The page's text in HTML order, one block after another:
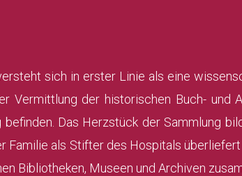
sich in erster Linie als eine
Vermittlung der historischen Buch- und
Das Herzstück der Sammlung
Familie als Stifter des Hospitals
Bibliotheken, Museen und Archiven